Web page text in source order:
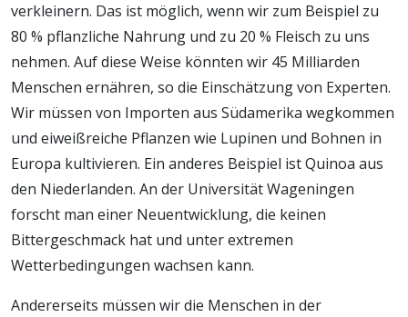
verkleinern. Das ist möglich, wenn wir zum Beispiel zu
80 % pflanzliche Nahrung und zu 20 % Fleisch zu uns
nehmen. Auf diese Weise könnten wir 45 Milliarden
Menschen ernähren, so die Einschätzung von Experten.
Wir müssen von Importen aus Südamerika wegkommen
und eiweißreiche Pflanzen wie Lupinen und Bohnen in
Europa kultivieren. Ein anderes Beispiel ist Quinoa aus
den Niederlanden. An der Universität Wageningen
forscht man einer Neuentwicklung, die keinen
Bittergeschmack hat und unter extremen
Wetterbedingungen wachsen kann.
Andererseits müssen wir die Menschen in der